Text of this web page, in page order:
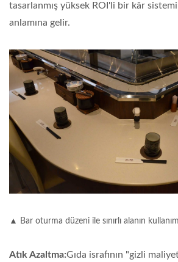
tasarlanmış yüksek ROI'li bir kâr
anlamına gelir.
▲ Bar oturma düzeni ile sınırlı alanın
Atık Azaltma:Gıda israfının "gizli